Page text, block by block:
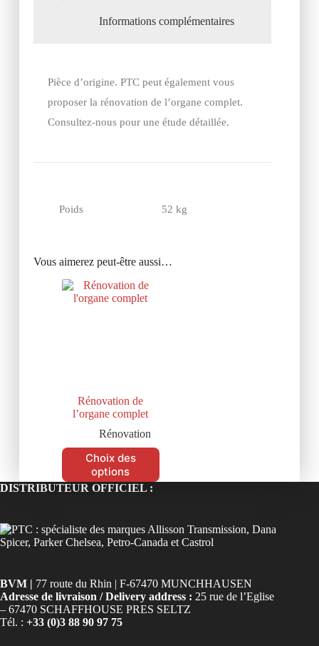
Informations complémentaires
Pièce d’origine. PTC peut également vous
proposer la rénovation de l’organe complet.
Consultez-nous pour une étude détaillée.
Poids 52 kg
Vous aimerez peut-être aussi…
Rénovation de
l’organe complet
Rénovation
Choix des
options
DISTRIBUTEUR OFFICIEL :
BVM | 77 route du Rhin | F-67470 MUNCHHAUSEN
Adresse de livraison / Delivery address : 25 rue de l’Eglise
– 67470 SCHAFFHOUSE PRES SELTZ
Tél. : +33 (0)3 88 90 97 75